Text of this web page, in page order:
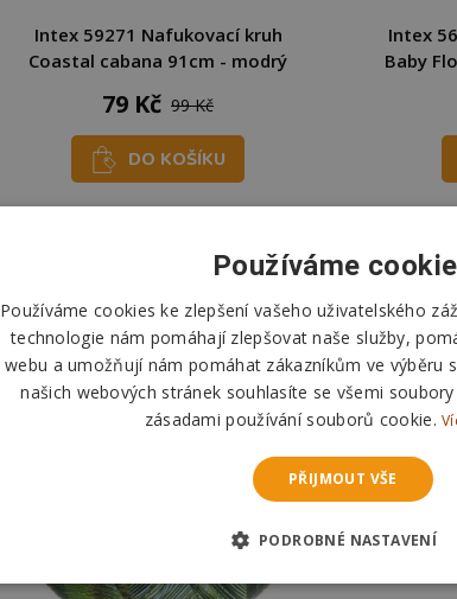
Intex 59271 Nafukovací kruh
Coastal cabana 91cm - modrý
79 Kč 99 Kč
DO KOŠÍKU
Intex
Baby
Používáme
Používáme cookies ke zlepšení vašeho uživatelského
technologie nám pomáhají zlepšovat naše služby,
webu a umožňují nám pomáhat zákazníkům ve výběru
našich webových stránek souhlasíte se všemi
zásadami používání souborů cookie.
PŘIJMOUT VŠE
PODROBNÉ NASTAVENÍ